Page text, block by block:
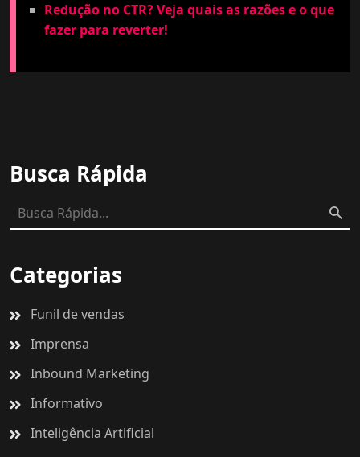
Redução no CTR? Veja quais as razões e o que
fazer para reverter!
Busca Rápida
Categorias
Funil de vendas
Imprensa
Inbound Marketing
Informativo
Inteligência Artificial